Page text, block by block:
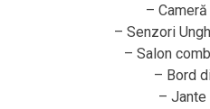
–
– Senzori
– Salon
– Bord
– Jante